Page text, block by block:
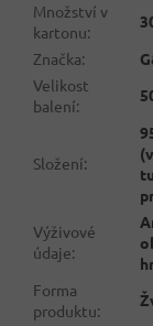
Množství v
kartonu:
Značka:
Velikost
balení:
Složení:
Výživové
údaje:
Forma
produktu: